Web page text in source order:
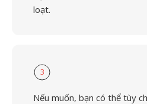
loạt.
3
Nếu muốn, bạn có thể tùy